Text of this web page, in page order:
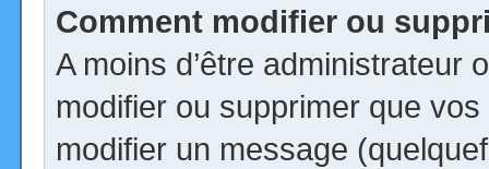
Comment modifier ou
A moins d’être administrateur
modifier ou supprimer que
modifier un message